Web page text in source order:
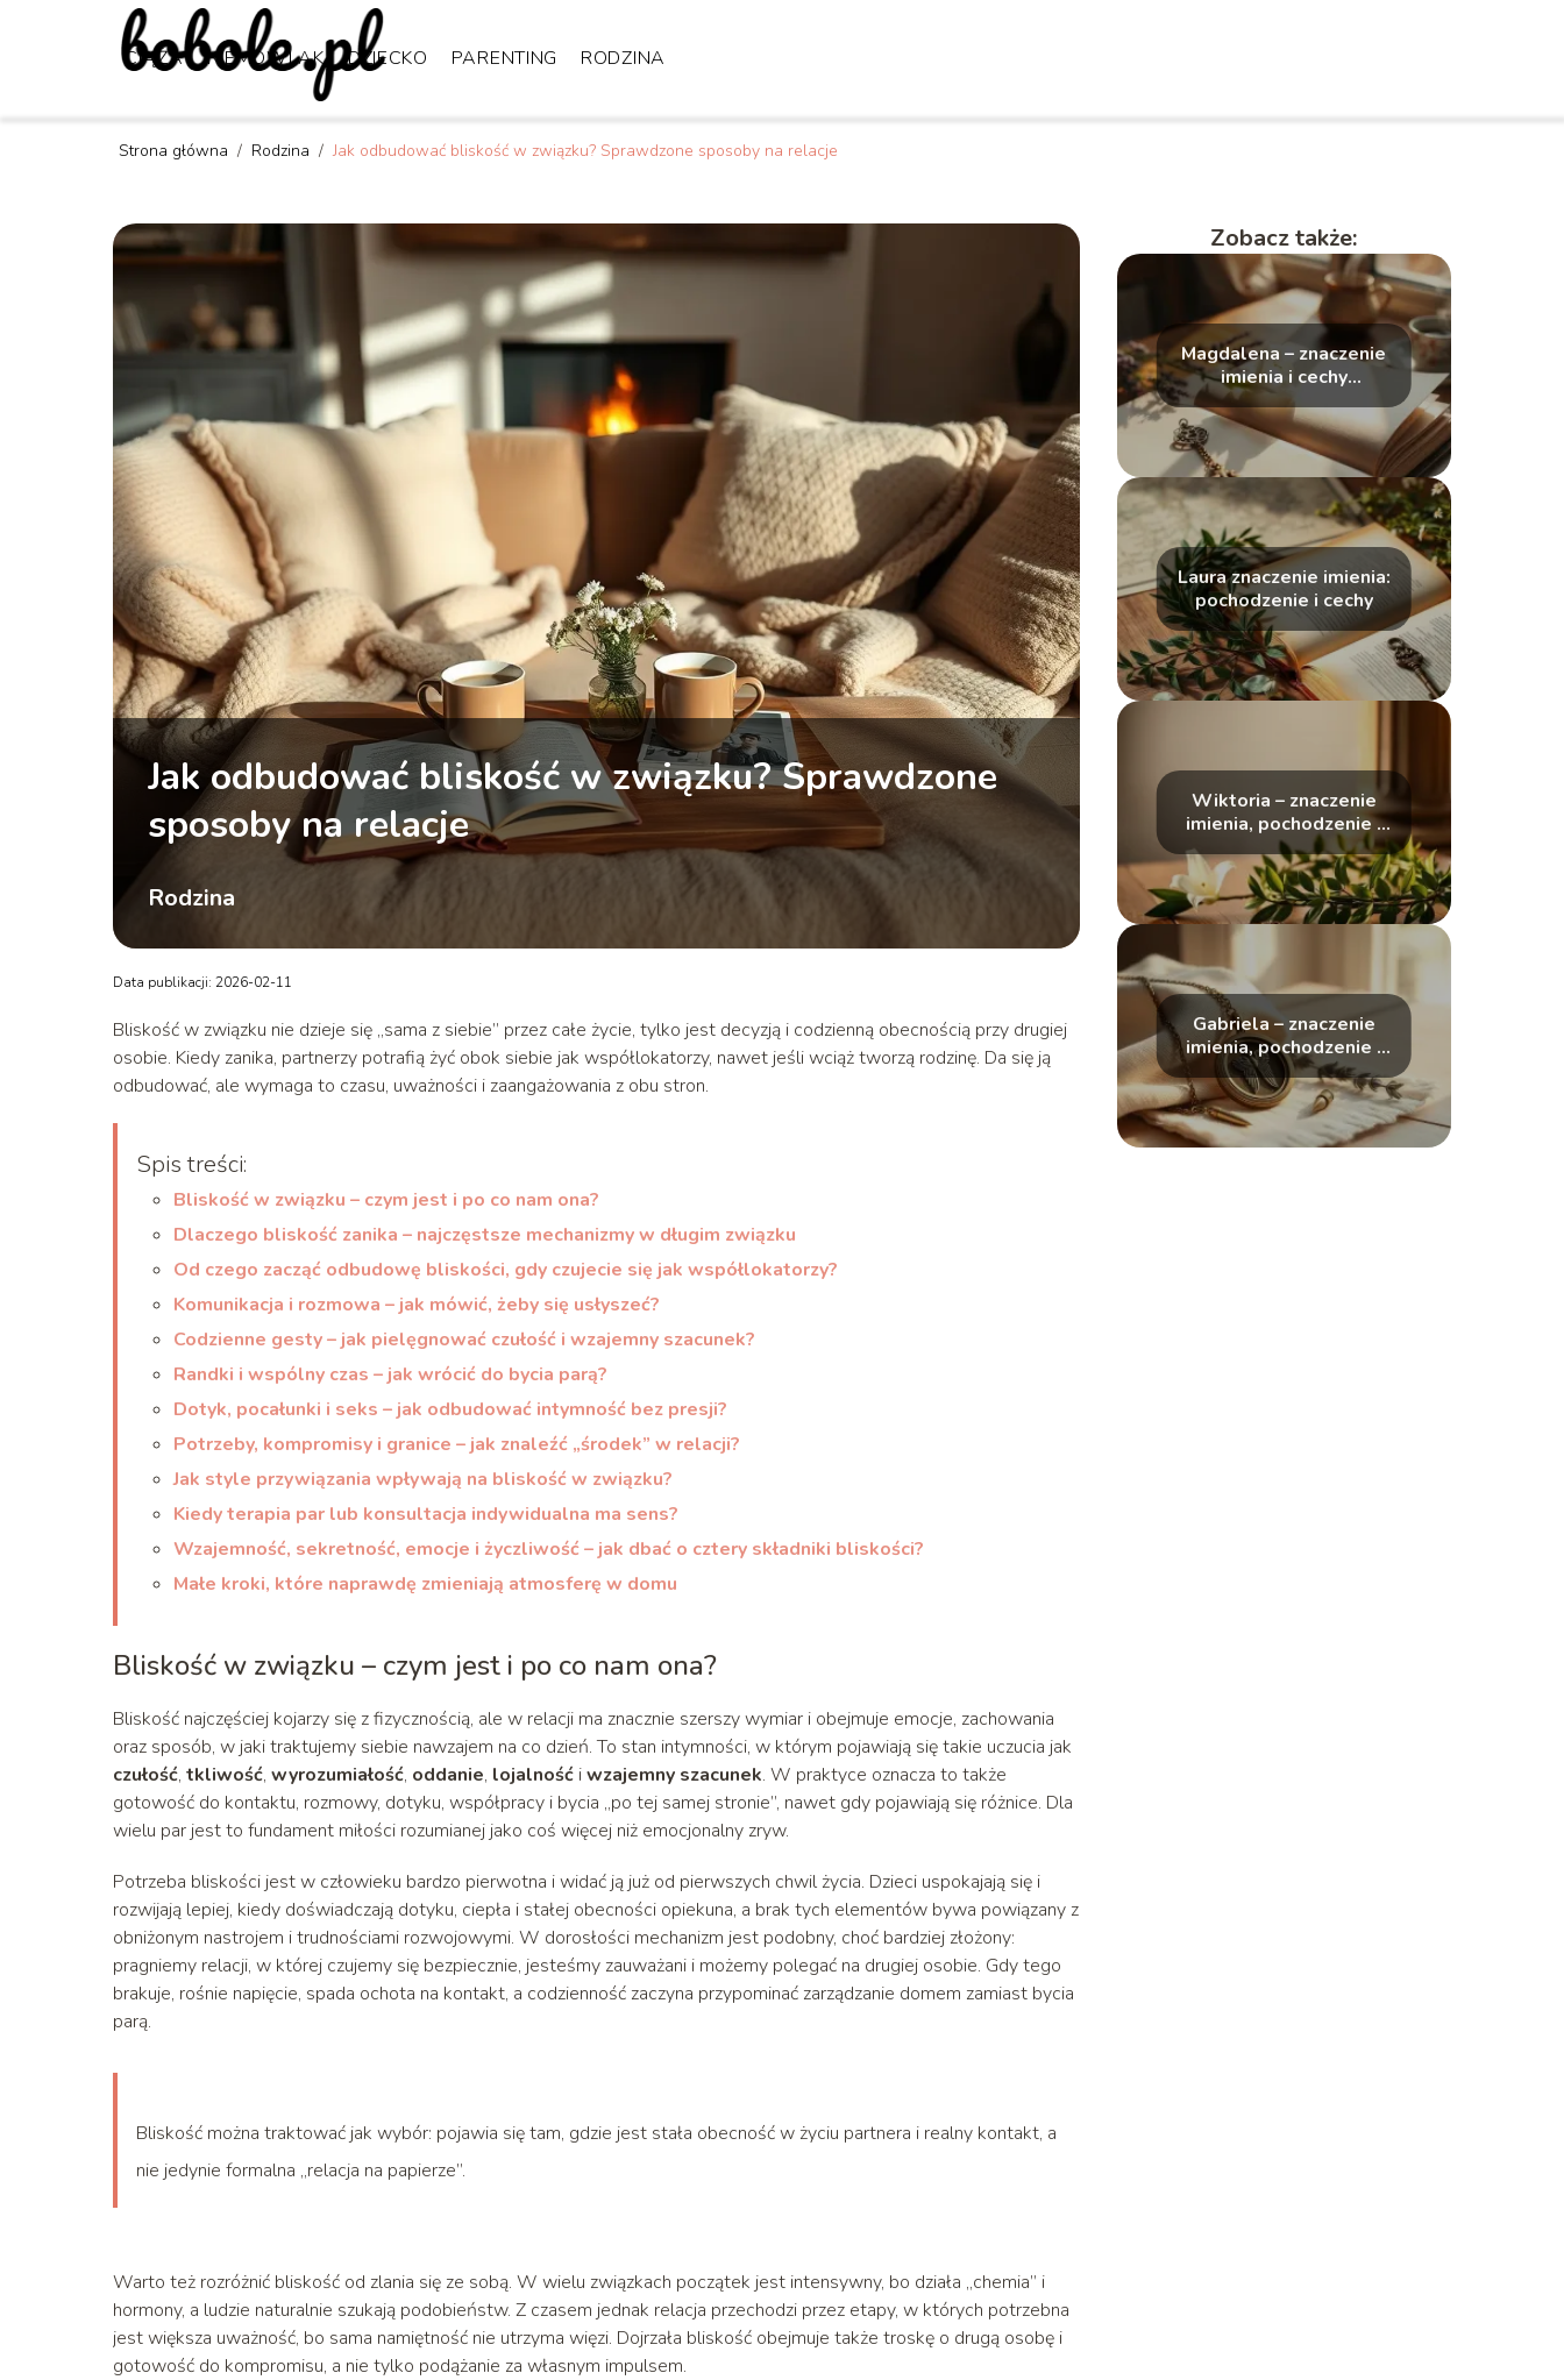
CIĄŻA NIEMOWLAK DZIECKO PARENTING RODZINA
Strona główna / Rodzina / Jak odbudować bliskość w związku? Sprawdzone sposoby na relacje
Jak odbudować bliskość w związku? Sprawdzone
sposoby na relacje
Rodzina
Data publikacji: 2026-02-11
Bliskość w związku nie dzieje się „sama z siebie” przez całe życie, tylko jest decyzją i codzienną obecnością przy drugiej
osobie. Kiedy zanika, partnerzy potrafią żyć obok siebie jak współlokatorzy, nawet jeśli wciąż tworzą rodzinę. Da się ją
odbudować, ale wymaga to czasu, uważności i zaangażowania z obu stron.
Spis treści:
Bliskość w związku – czym jest i po co nam ona?
Dlaczego bliskość zanika – najczęstsze mechanizmy w długim związku
Od czego zacząć odbudowę bliskości, gdy czujecie się jak współlokatorzy?
Komunikacja i rozmowa – jak mówić, żeby się usłyszeć?
Codzienne gesty – jak pielęgnować czułość i wzajemny szacunek?
Randki i wspólny czas – jak wrócić do bycia parą?
Dotyk, pocałunki i seks – jak odbudować intymność bez presji?
Potrzeby, kompromisy i granice – jak znaleźć „środek” w relacji?
Jak style przywiązania wpływają na bliskość w związku?
Kiedy terapia par lub konsultacja indywidualna ma sens?
Wzajemność, sekretność, emocje i życzliwość – jak dbać o cztery składniki bliskości?
Małe kroki, które naprawdę zmieniają atmosferę w domu
Bliskość w związku – czym jest i po co nam ona?
Bliskość najczęściej kojarzy się z fizycznością, ale w relacji ma znacznie szerszy wymiar i obejmuje emocje, zachowania
oraz sposób, w jaki traktujemy siebie nawzajem na co dzień. To stan intymności, w którym pojawiają się takie uczucia jak
czułość, tkliwość, wyrozumiałość, oddanie, lojalność iwzajemny szacunek. W praktyce oznacza to także
gotowość do kontaktu, rozmowy, dotyku, współpracy i bycia „po tej samej stronie”, nawet gdy pojawiają się różnice. Dla
wielu par jest to fundament miłości rozumianej jako coś więcej niż emocjonalny zryw.
Potrzeba bliskości jest w człowieku bardzo pierwotna i widać ją już od pierwszych chwil życia. Dzieci uspokajają się i
rozwijają lepiej, kiedy doświadczają dotyku, ciepła i stałej obecności opiekuna, a brak tych elementów bywa powiązany z
obniżonym nastrojem i trudnościami rozwojowymi. W dorosłości mechanizm jest podobny, choć bardziej złożony:
pragniemy relacji, w której czujemy się bezpiecznie, jesteśmy zauważani i możemy polegać na drugiej osobie. Gdy tego
brakuje, rośnie napięcie, spada ochota na kontakt, a codzienność zaczyna przypominać zarządzanie domem zamiast bycia
parą.
Bliskość można traktować jak wybór: pojawia się tam, gdzie jest stała obecność w życiu partnera i realny kontakt, a
nie jedynie formalna „relacja na papierze”.
Warto też rozróżnić bliskość od zlania się ze sobą. W wielu związkach początek jest intensywny, bo działa „chemia” i
hormony, a ludzie naturalnie szukają podobieństw. Z czasem jednak relacja przechodzi przez etapy, w których potrzebna
jest większa uważność, bo sama namiętność nie utrzyma więzi. Dojrzała bliskość obejmuje także troskę o drugą osobę i
gotowość do kompromisu, a nie tylko podążanie za własnym impulsem.
Zobacz także:
Magdalena – znaczenie
imienia i cechy
charakteru
Laura znaczenie imienia:
pochodzenie i cechy
Wiktoria – znaczenie
imienia, pochodzenie i
cechy charakteru
Gabriela – znaczenie
imienia, pochodzenie i
cechy